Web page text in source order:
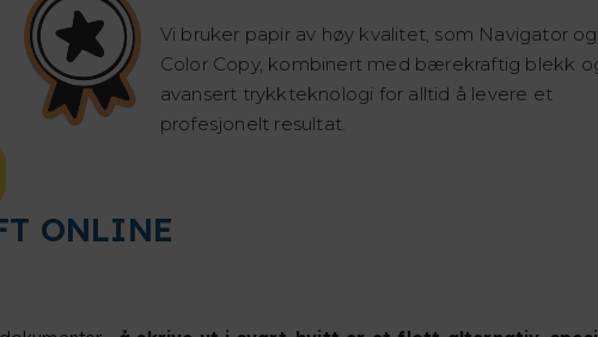
Vi bruker papir av høy kvalitet, som Navigator og
Color Copy, kombinert med bærekraftig blekk
avansert trykkteknologi for alltid å levere et
profesjonelt resultat.
ONLINE